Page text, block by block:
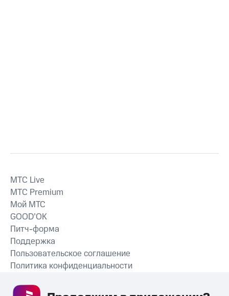
MTС Live
MTС Premium
Мой МТС
GOOD’OK
Питч-форма
Поддержка
Пользовательское соглашение
Политика конфиденциальности